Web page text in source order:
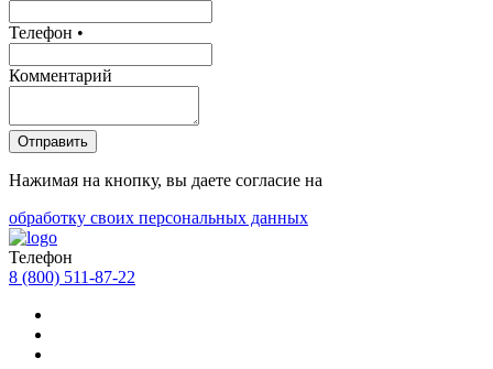
Телефон •
Комментарий
Отправить
Нажимая на кнопку, вы даете согласие на
обработку своих персональных данных
Телефон
8 (800) 511-87-22